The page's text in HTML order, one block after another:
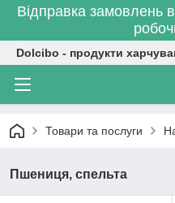
Відправка замовлень
Dolcibo - продукти
Товари та послуги
Пшениця, спельта